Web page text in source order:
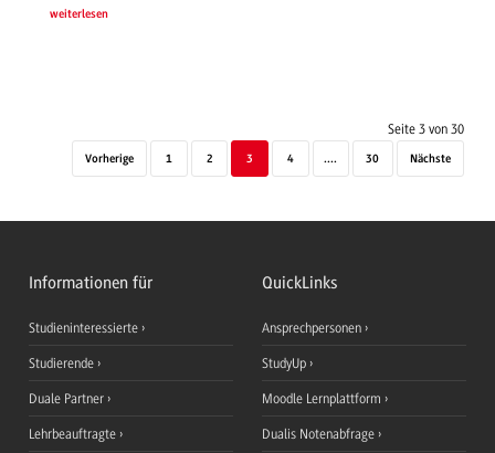
weiterlesen
Seite 3 von 30
Vorherige 1 2 3 4 .... 30 Nächste
Informationen für
Studieninteressierte
Studierende
Duale Partner
Lehrbeauftragte
QuickLinks
Ansprechpersonen
StudyUp
Moodle Lernplattform
Dualis Notenabfrage